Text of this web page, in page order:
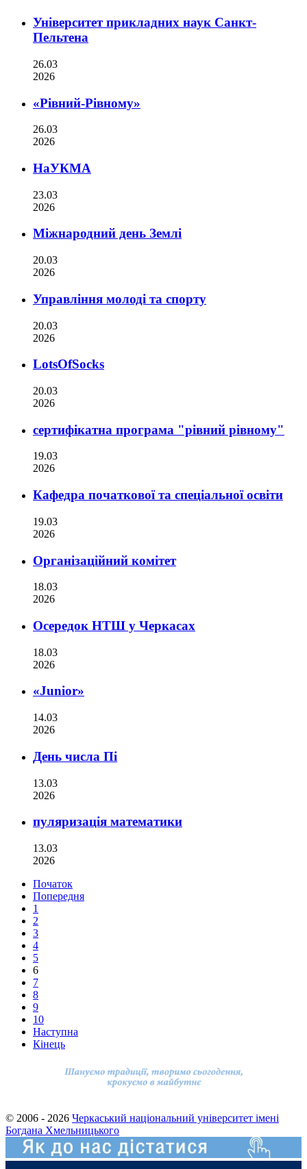
Університет прикладних наук Санкт-
Пельтена
26.03
2026
«Рівний-Рівному»
26.03
2026
НаУКМА
23.03
2026
Міжнародний день Землі
20.03
2026
Управління молоді та спорту
20.03
2026
LotsOfSocks
20.03
2026
сертифікатна програма "рівний рівному"
19.03
2026
Кафедра початкової та спеціальної освіти
19.03
2026
Організаційний комітет
18.03
2026
Осередок НТШ у Черкасах
18.03
2026
«Junior»
14.03
2026
День числа Пі
13.03
2026
пуляризація математики
13.03
2026
Початок
Попередня
1
2
3
4
5
6
7
8
9
10
Наступна
Кінець
© 2006 - 2026 Черкаський національний університет імені
Богдана Хмельницького